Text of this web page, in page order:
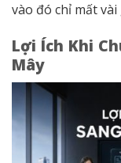
vào đó chỉ mất
Lợi Ích Khi
Mây